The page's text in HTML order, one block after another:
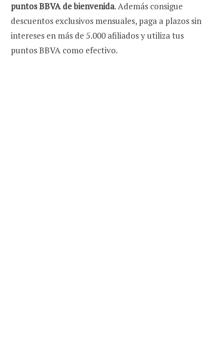
puntos BBVA de bienvenida. Además consigue
descuentos exclusivos mensuales, paga a plazos sin
intereses en más de 5.000 afiliados y utiliza tus
puntos BBVA como efectivo.